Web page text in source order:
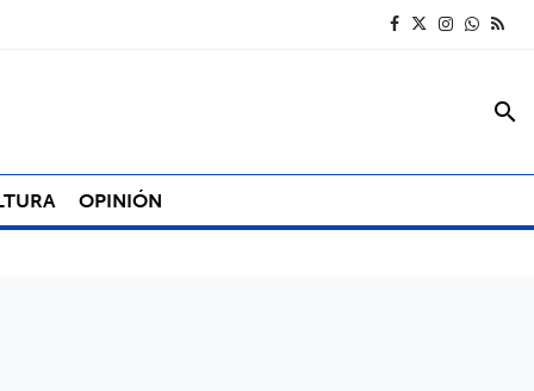
search
OPINIÓN